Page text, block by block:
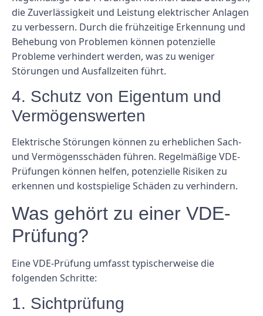
die Zuverlässigkeit und Leistung elektrischer Anlagen
zu verbessern. Durch die frühzeitige Erkennung und
Behebung von Problemen können potenzielle
Probleme verhindert werden, was zu weniger
Störungen und Ausfallzeiten führt.
4. Schutz von Eigentum und
Vermögenswerten
Elektrische Störungen können zu erheblichen Sach-
und Vermögensschäden führen. Regelmäßige VDE-
Prüfungen können helfen, potenzielle Risiken zu
erkennen und kostspielige Schäden zu verhindern.
Was gehört zu einer VDE-
Prüfung?
Eine VDE-Prüfung umfasst typischerweise die
folgenden Schritte:
1. Sichtprüfung